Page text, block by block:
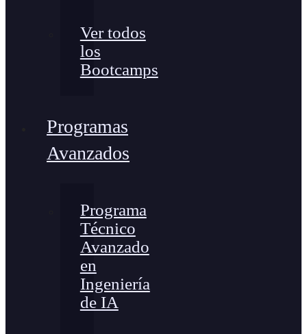
Ver todos
los
Bootcamps
Programas
Avanzados
Programa
Técnico
Avanzado
en
Ingeniería
de IA